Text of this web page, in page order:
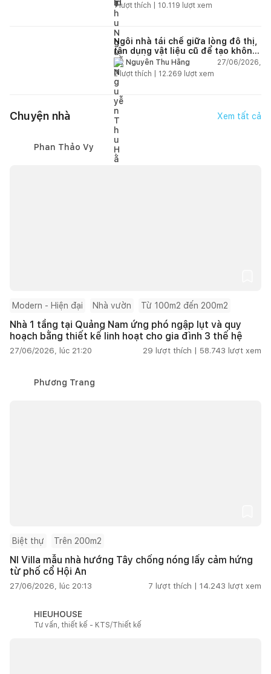
1lượt thích | 10.119 lượt xem
Ngôi nhà tái chế giữa lòng đô thị,
tận dụng vật liệu cũ để tạo không
gian sống linh hoạt
Nguyễn Thu Hằng
27/06/2026,
2lượt thích | 12.269 lượt xem
Chuyện nhà Xem tất cả
Phan Thảo Vy
Modern - Hiện đại Nhà vườn Từ 100m2 đến 200m2
Nhà 1 tầng tại Quảng Nam ứng phó ngập lụt và quy
hoạch bằng thiết kế linh hoạt cho gia đình 3 thế hệ
27/06/2026, lúc 21:20 29 lượt thích | 58.743 lượt xem
Phương Trang
Biệt thự Trên 200m2
NI Villa mẫu nhà hướng Tây chống nóng lấy cảm hứng
từ phố cổ Hội An
27/06/2026, lúc 20:13 7 lượt thích | 14.243 lượt xem
HIEUHOUSE
Tư vấn, thiết kế - KTS/Thiết kế